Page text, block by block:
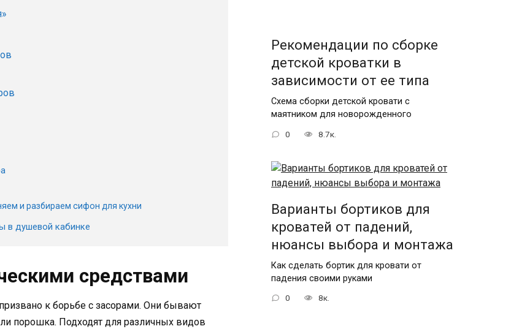
и разбираем сифон для кухни
в душевой кабинке
средствами
к борьбе с засорами. Они бывают
порошка. Подходят для различных видов
Рекомендации по сборке
детской кроватки в
зависимости от ее типа
Схема сборки детской кровати с
маятником для новорожденного
0 8.7к.
Варианты бортиков для
кроватей от падений,
нюансы выбора и монтажа
Как сделать бортик для кровати от
падения своими руками
0 8к.